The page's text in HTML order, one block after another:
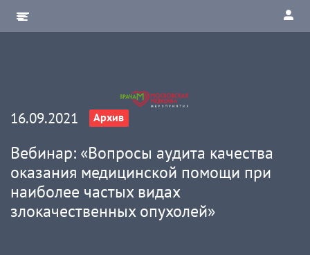
16.09.2021 Архив
Вебинар: «Вопросы аудита качества
оказания медицинской помощи при
наиболее частых видах
злокачественных опухолей»